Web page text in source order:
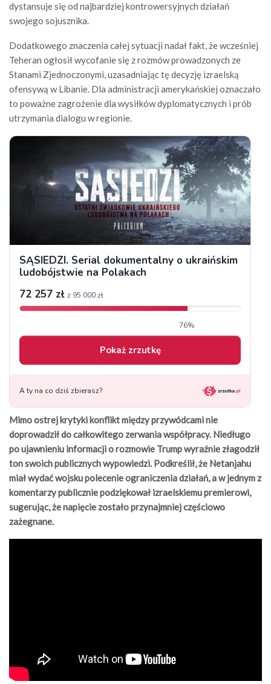
dystansuje się od najbardziej kontrowersyjnych działań
swojego sojusznika.
Dodatkowego znaczenia całej sytuacji nadał fakt, że wcześniej
Teheran ogłosił wycofanie się z rozmów prowadzonych ze
Stanami Zjednoczonymi, uzasadniając tę decyzję izraelską
ofensywą w Libanie. Dla administracji amerykańskiej oznaczało
to poważne zagrożenie dla wysiłków dyplomatycznych i prób
utrzymania dialogu w regionie.
Mimo ostrej krytyki konflikt między przywódcami nie
doprowadził do całkowitego zerwania współpracy. Niedługo
po ujawnieniu informacji o rozmowie Trump wyraźnie złagodził
ton swoich publicznych wypowiedzi. Podkreślił, że Netanjahu
miał wydać wojsku polecenie ograniczenia działań, a w jednym z
komentarzy publicznie podziękował izraelskiemu premierowi,
sugerując, że napięcie zostało przynajmniej częściowo
zażegnane.